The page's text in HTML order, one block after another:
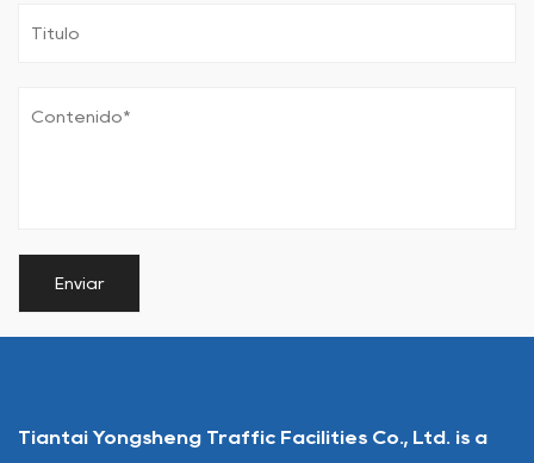
Tiantai Yongsheng Traffic Facilities Co., Ltd. is a